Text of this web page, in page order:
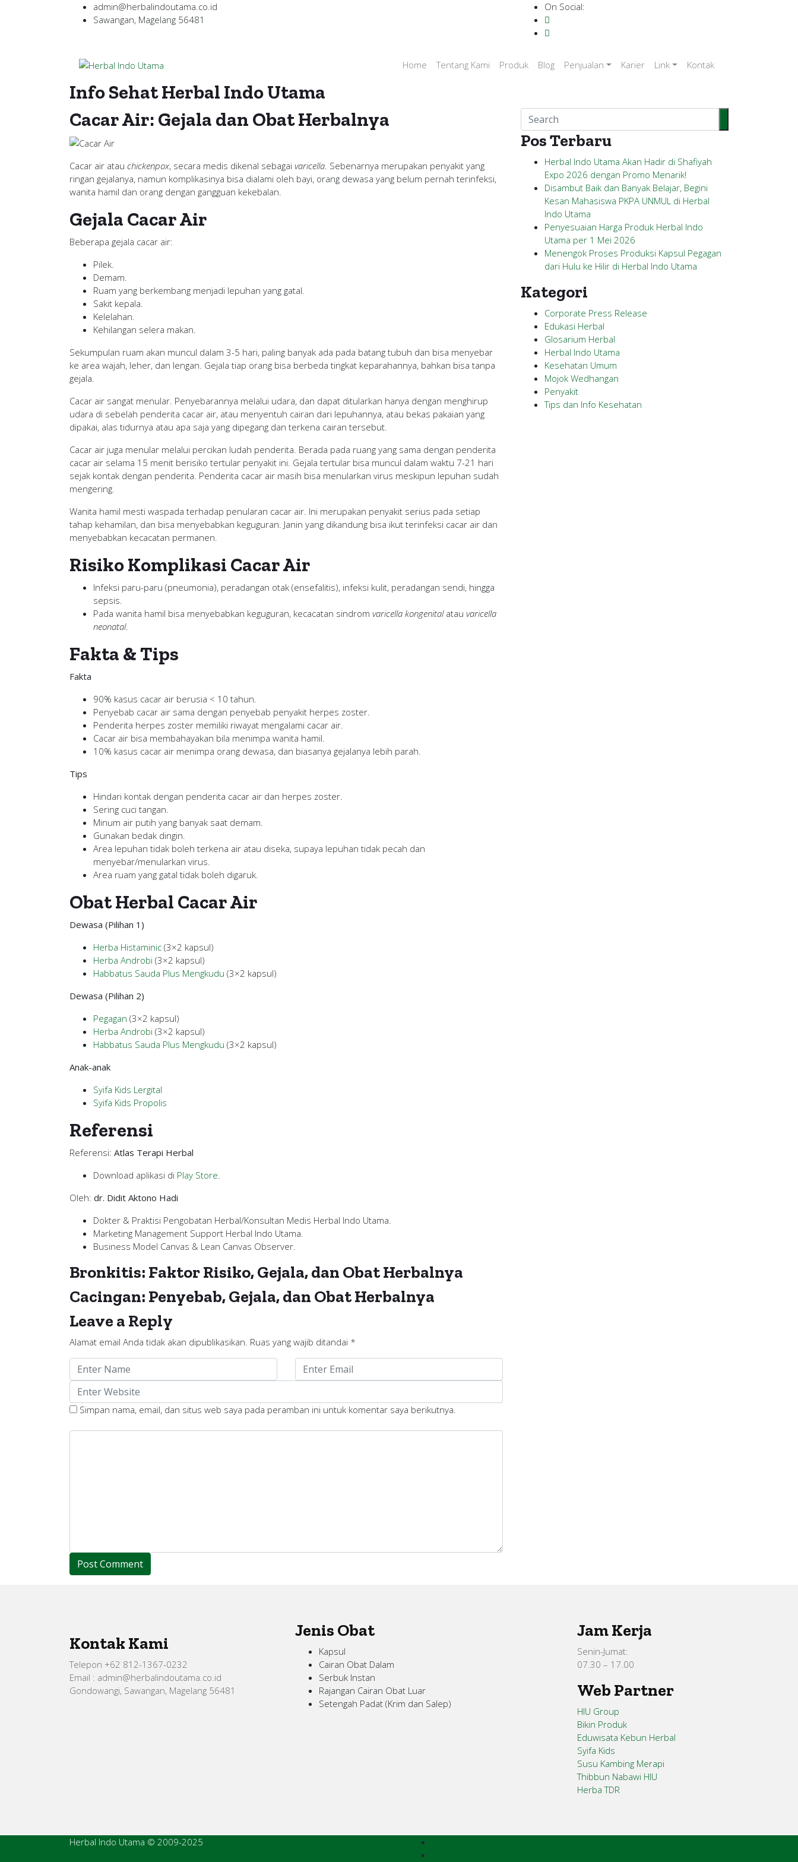
admin@herbalindoutama.co.id
Sawangan, Magelang 56481
On Social:
Home Tentang Kami Produk Blog Penjualan Karier Link Kontak
Info Sehat Herbal Indo Utama
Cacar Air: Gejala dan Obat Herbalnya
Cacar air atau chickenpox, secara medis dikenal sebagai varicella . Sebenarnya merupakan penyakit yang
ringan gejalanya, namun komplikasinya bisa dialami oleh bayi, orang dewasa yang belum pernah terinfeksi,
wanita hamil dan orang dengan gangguan kekebalan.
Gejala Cacar Air
Beberapa gejala cacar air:
Pilek.
Demam.
Ruam yang berkembang menjadi lepuhan yang gatal.
Sakit kepala.
Kelelahan.
Kehilangan selera makan.
Sekumpulan ruam akan muncul dalam 3-5 hari, paling banyak ada pada batang tubuh dan bisa menyebar
ke area wajah, leher, dan lengan. Gejala tiap orang bisa berbeda tingkat keparahannya, bahkan bisa tanpa
gejala.
Cacar air sangat menular. Penyebarannya melalui udara, dan dapat ditularkan hanya dengan menghirup
udara di sebelah penderita cacar air, atau menyentuh cairan dari lepuhannya, atau bekas pakaian yang
dipakai, alas tidurnya atau apa saja yang dipegang dan terkena cairan tersebut.
Cacar air juga menular melalui percikan ludah penderita. Berada pada ruang yang sama dengan penderita
cacar air selama 15 menit berisiko tertular penyakit ini. Gejala tertular bisa muncul dalam waktu 7-21 hari
sejak kontak dengan penderita. Penderita cacar air masih bisa menularkan virus meskipun lepuhan sudah
mengering.
Wanita hamil mesti waspada terhadap penularan cacar air. Ini merupakan penyakit serius pada setiap
tahap kehamilan, dan bisa menyebabkan keguguran. Janin yang dikandung bisa ikut terinfeksi cacar air dan
menyebabkan kecacatan permanen.
Risiko Komplikasi Cacar Air
Infeksi paru-paru (pneumonia), peradangan otak (ensefalitis), infeksi kulit, peradangan sendi, hingga
sepsis.
Pada wanita hamil bisa menyebabkan keguguran, kecacatan sindrom varicella kongenitalatau varicella
neonatal.
Fakta & Tips
Fakta
90% kasus cacar air berusia < 10 tahun.
Penyebab cacar air sama dengan penyebab penyakit herpes zoster.
Penderita herpes zoster memiliki riwayat mengalami cacar air.
Cacar air bisa membahayakan bila menimpa wanita hamil.
10% kasus cacar air menimpa orang dewasa, dan biasanya gejalanya lebih parah.
Tips
Hindari kontak dengan penderita cacar air dan herpes zoster.
Sering cuci tangan.
Minum air putih yang banyak saat demam.
Gunakan bedak dingin.
Area lepuhan tidak boleh terkena air atau diseka, supaya lepuhan tidak pecah dan
menyebar/menularkan virus.
Area ruam yang gatal tidak boleh digaruk.
Obat Herbal Cacar Air
Dewasa (Pilihan 1)
Herba Histaminic (3×2 kapsul)
Herba Androbi (3×2 kapsul)
Habbatus Sauda Plus Mengkudu (3×2 kapsul)
Dewasa (Pilihan 2)
Pegagan (3×2 kapsul)
Herba Androbi (3×2 kapsul)
Habbatus Sauda Plus Mengkudu (3×2 kapsul)
Anak-anak
Syifa Kids Lergital
Syifa Kids Propolis
Referensi
Referensi: Atlas Terapi Herbal
Download aplikasi di Play Store
Oleh: dr. Didit Aktono Hadi
Dokter & Praktisi Pengobatan Herbal/Konsultan Medis Herbal Indo Utama.
Marketing Management Support Herbal Indo Utama.
Business Model Canvas & Lean Canvas Observer.
Bronkitis: Faktor Risiko, Gejala, dan Obat Herbalnya
Cacingan: Penyebab, Gejala, dan Obat Herbalnya
Leave a Reply
Alamat email Anda tidak akan dipublikasikan. Ruas yang wajib ditandai *
Simpan nama, email, dan situs web saya pada peramban ini untuk komentar saya berikutnya.
Pos Terbaru
Herbal Indo Utama Akan Hadir di Shafiyah
Expo 2026 dengan Promo Menarik!
Disambut Baik dan Banyak Belajar, Begini
Kesan Mahasiswa PKPA UNMUL di Herbal
Indo Utama
Penyesuaian Harga Produk Herbal Indo
Utama per 1 Mei 2026
Menengok Proses Produksi Kapsul Pegagan
dari Hulu ke Hilir di Herbal Indo Utama
Kategori
Corporate Press Release
Edukasi Herbal
Glosarium Herbal
Herbal Indo Utama
Kesehatan Umum
Mojok Wedhangan
Penyakit
Tips dan Info Kesehatan
Kontak Kami
Telepon +62 812-1367-0232
Email : admin@herbalindoutama.co.id
Gondowangi, Sawangan, Magelang 56481
Jenis Obat
Kapsul
Cairan Obat Dalam
Serbuk Instan
Rajangan Cairan Obat Luar
Setengah Padat (Krim dan Salep)
Jam Kerja
Senin-Jumat:
07.30 – 17.00
Web Partner
HIU Group
Bikin Produk
Eduwisata Kebun Herbal
Syifa Kids
Susu Kambing Merapi
Thibbun Nabawi HIU
Herba TDR
Herbal Indo Utama © 2009-2025